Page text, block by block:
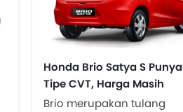
Honda Brio Satya S Punya
Tipe CVT, Harga Masih
Terjangkau
Brio merupakan tulang